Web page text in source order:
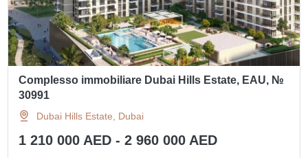
Complesso immobiliare Dubai Hills Estate, EAU, №
30991
Dubai Hills Estate, Dubai
1 210 000 AED - 2 960 000 AED